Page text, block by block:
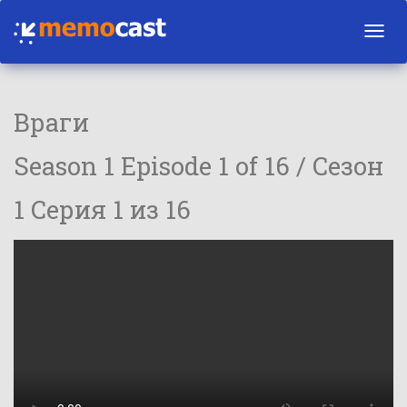
Враги
Season 1 Episode 1 of 16 / Сезон
1 Серия 1 из 16